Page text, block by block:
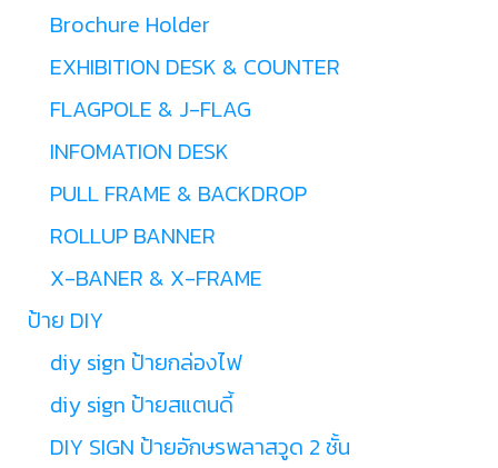
Brochure Holder
EXHIBITION DESK & COUNTER
FLAGPOLE & J-FLAG
INFOMATION DESK
PULL FRAME & BACKDROP
ROLLUP BANNER
X-BANER & X-FRAME
ป้าย DIY
diy sign ป้ายกล่องไฟ
diy sign ป้ายสแตนดี้
DIY SIGN ป้ายอักษรพลาสวูด 2 ชั้น